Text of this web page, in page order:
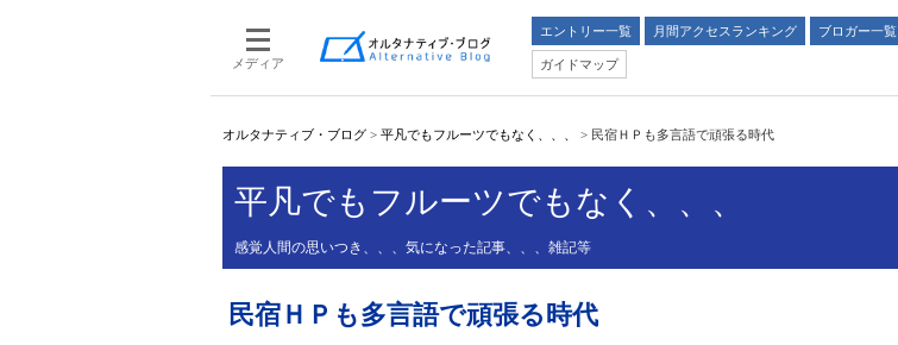
メディア
エントリー一覧 月間アクセスランキング ブロガー一覧
ガイドマップ
オルタナティブ・ブログ > 平凡でもフルーツでもなく、、、 > 民宿ＨＰも多言語で頑張る時代
平凡でもフルーツでもなく、、、
感覚人間の思いつき、、、気になった記事、、、雑記等
民宿ＨＰも多言語で頑張る時代